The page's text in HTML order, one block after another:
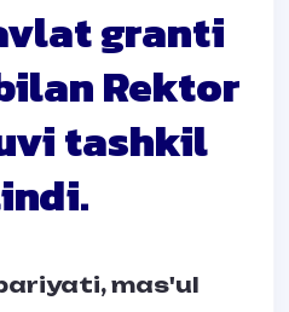
granti
Rektor
tashkil
mas'ul